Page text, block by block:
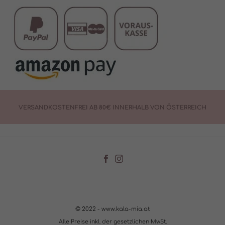
VERSANDKOSTENFREI AB 80€ INNERHALB VON ÖSTERREICH
© 2022 - www.kala-mia.at
Alle Preise inkl. der gesetzlichen MwSt.